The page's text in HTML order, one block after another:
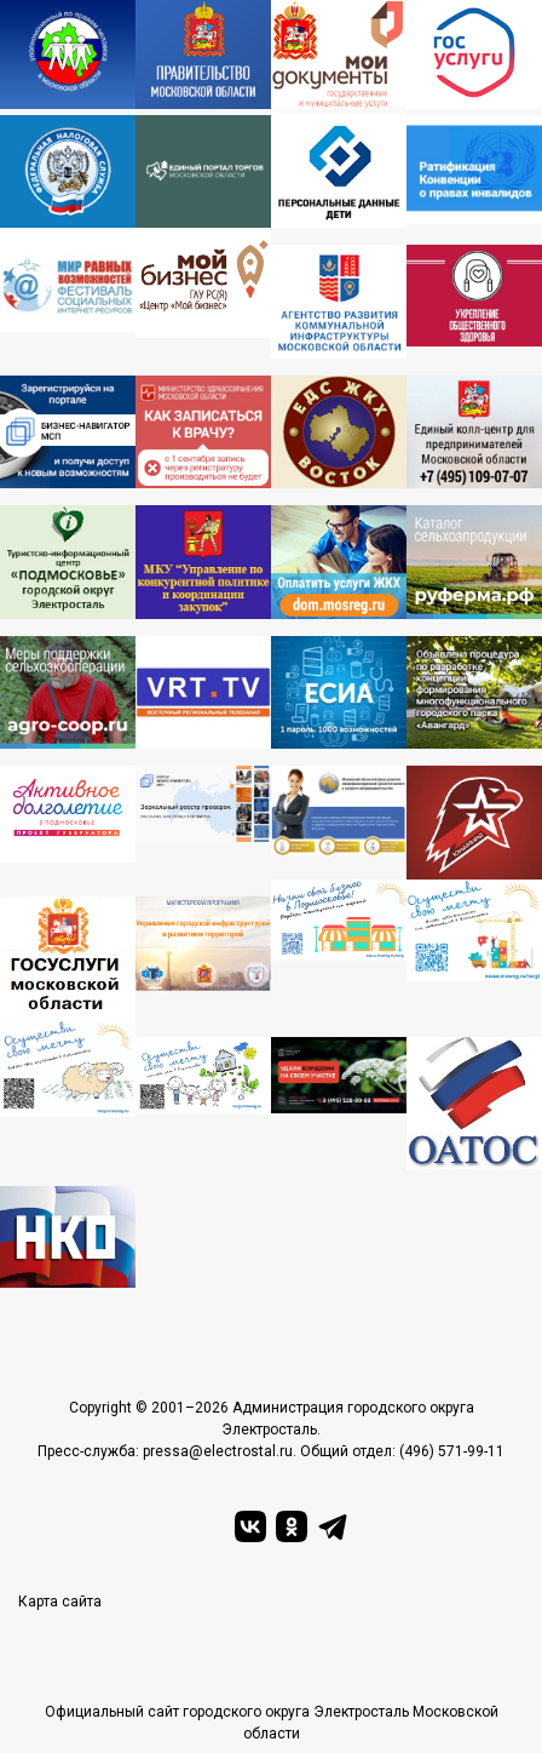
Copyright © 2001–2026 Администрация городского округа
Электросталь.
Пресс-служба: pressa@electrostal.ru. Общий отдел: (496) 571-99-11
Карта сайта
Официальный сайт городского округа Электросталь Московской
области